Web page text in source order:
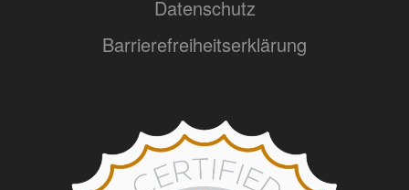
Datenschutz
Barrierefreiheitserklärung